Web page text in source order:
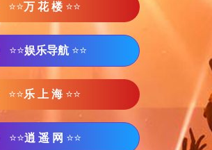
⭐⭐万 花 楼 ⭐⭐
⭐⭐娱乐导航 ⭐⭐
⭐⭐乐 上 海 ⭐⭐
⭐⭐逍 遥 网 ⭐⭐